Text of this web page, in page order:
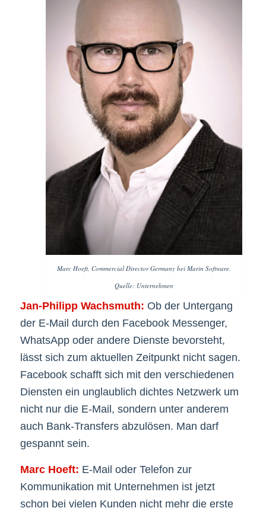
Marc Hoeft, Commercial Director Germany bei Marin Software.
Quelle: Unternehmen
Jan-Philipp Wachsmuth: Ob der Untergang
der E-Mail durch den Facebook Messenger,
WhatsApp oder andere Dienste bevorsteht,
lässt sich zum aktuellen Zeitpunkt nicht sagen.
Facebook schafft sich mit den verschiedenen
Diensten ein unglaublich dichtes Netzwerk um
nicht nur die E-Mail, sondern unter anderem
auch Bank-Transfers abzulösen. Man darf
gespannt sein.
Marc Hoeft: E-Mail oder Telefon zur
Kommunikation mit Unternehmen ist jetzt
schon bei vielen Kunden nicht mehr die erste